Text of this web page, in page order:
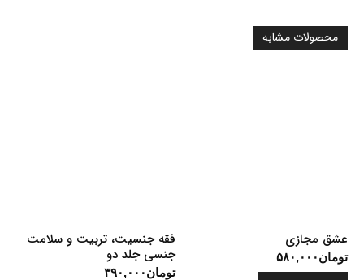
محصولات مشابه
عشق مجازی
تومان۵۸۰,۰۰۰
فقه جنسیت، تربیت و سلامت
جنسی جلد دو
تومان۳۹۰,۰۰۰